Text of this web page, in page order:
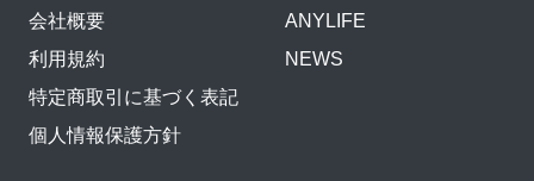
会社概要
利用規約
特定商取引に基づく表記
個人情報保護方針
ANYLIFE
NEWS